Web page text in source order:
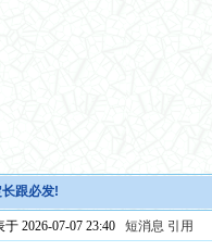
跟必发!
于 2026-07-07 23:40短消息 引用